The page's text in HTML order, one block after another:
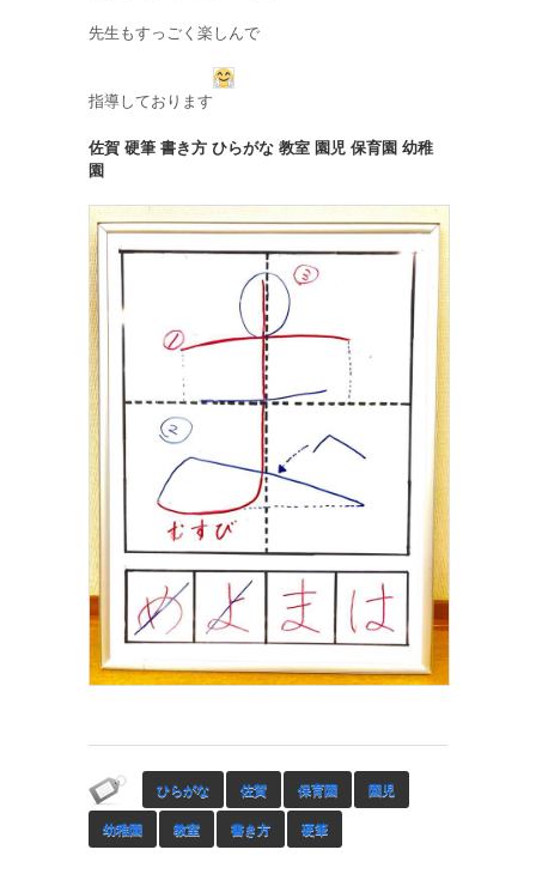
先生もすっごく楽しんで
指導しております
佐賀 硬筆 書き方 ひらがな 教室 園児 保育園 幼稚
園
ひらがな 佐賀 保育園 園児
幼稚園 教室 書き方 硬筆